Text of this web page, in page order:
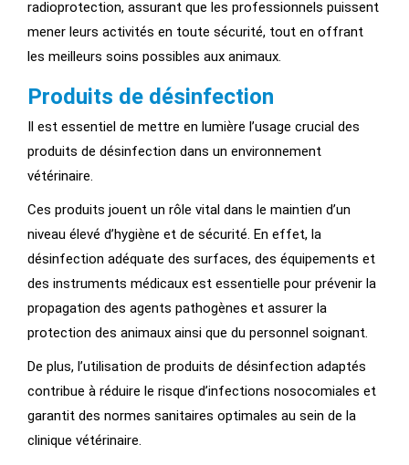
radioprotection, assurant que les professionnels puissent
mener leurs activités en toute sécurité, tout en offrant
les meilleurs soins possibles aux animaux.
Produits de désinfection
Il est essentiel de mettre en lumière l’usage crucial des
produits de désinfection dans un environnement
vétérinaire.
Ces produits jouent un rôle vital dans le maintien d’un
niveau élevé d’hygiène et de sécurité. En effet, la
désinfection adéquate des surfaces, des équipements et
des instruments médicaux est essentielle pour prévenir la
propagation des agents pathogènes et assurer la
protection des animaux ainsi que du personnel soignant.
De plus, l’utilisation de produits de désinfection adaptés
contribue à réduire le risque d’infections nosocomiales et
garantit des normes sanitaires optimales au sein de la
clinique vétérinaire.